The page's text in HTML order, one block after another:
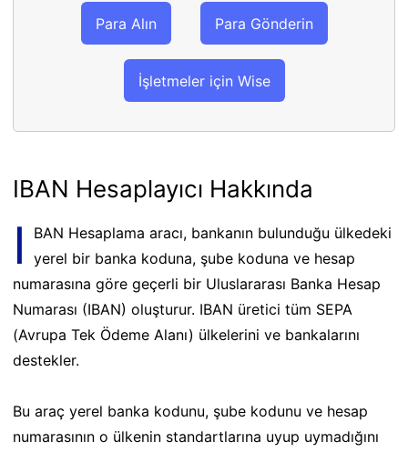
Para Alın Para Gönderin
İşletmeler için Wise
IBAN Hesaplayıcı Hakkında
I
BAN Hesaplama aracı, bankanın bulunduğu ülkedeki
yerel bir banka koduna, şube koduna ve hesap
numarasına göre geçerli bir Uluslararası Banka Hesap
Numarası (IBAN) oluşturur. IBAN üretici tüm SEPA
(Avrupa Tek Ödeme Alanı) ülkelerini ve bankalarını
destekler.
Bu araç yerel banka kodunu, şube kodunu ve hesap
numarasının o ülkenin standartlarına uyup uymadığını